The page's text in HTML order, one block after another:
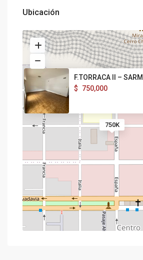
Ubicación
750K
F.TORRACA II –
$
750,000